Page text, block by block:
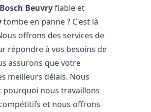
Beuvryfiable et
tombe en panne ? C'est là
offrons des services de
répondre à vos besoins de
assurons que votre
meilleurs délais. Nous
pourquoi nous travaillons
et nous offrons